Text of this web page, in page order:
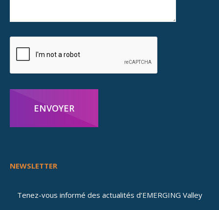
ENVOYER
NEWSLETTER
Tenez-vous informé des actualités d’EMERGING Valley